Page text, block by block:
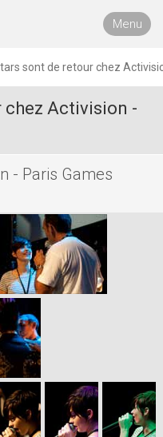
Menu
sont de retour chez
chez Activision -
- Paris Games